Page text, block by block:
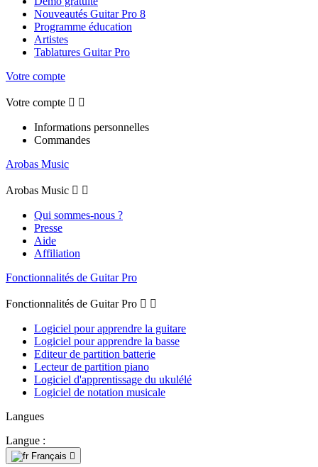
Nouveautés Guitar Pro 8
Programme éducation
Artistes
Tablatures Guitar Pro
Votre compte
Votre compte  
Informations personnelles
Commandes
Arobas Music
Arobas Music  
Qui sommes-nous ?
Presse
Aide
Affiliation
Fonctionnalités de Guitar Pro
Fonctionnalités de Guitar Pro  
Logiciel pour apprendre la guitare
Logiciel pour apprendre la basse
Editeur de partition batterie
Lecteur de partition piano
Logiciel d'apprentissage du ukulélé
Logiciel de notation musicale
Langues
Langue :
Français 